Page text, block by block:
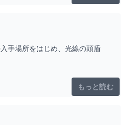
手場所をはじめ、光線の頭盾
もっと読む